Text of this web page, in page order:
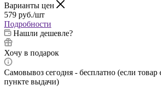
Варианты цен
579 руб./шт
Подробности
Нашли дешевле?
Хочу в подарок
Самовывоз сегодня - бесплатно (если товар
пункте выдачи)